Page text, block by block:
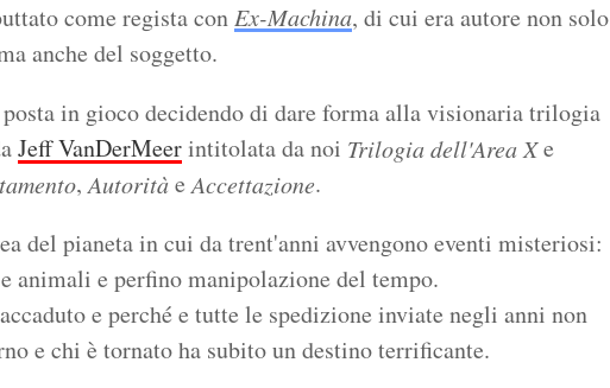
come regista conEx-Machina, di cui era autore non solo
anche del soggetto.
in gioco decidendo di dare forma alla visionaria trilogia
Jeff VanDerMeerintitolata da noi Trilogia dell'Area Xe
, Autoritàe Accettazione.
del pianeta in cui da trent'anni avvengono eventi misteriosi:
animali e perfino manipolazione del tempo.
e perché e tutte le spedizione inviate negli anni non
e chi è tornato ha subito un destino terrificante.